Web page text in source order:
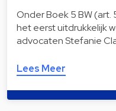
Onder Boek 5 BW (art.
het eerst uitdrukkelijk
advocaten Stefanie
Lees Meer